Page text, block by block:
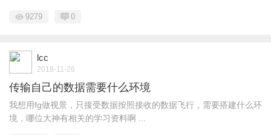
9279 0
lcc
2018-11-26
传输自己的数据需要什么环境
我想用fg做视景，只接受数据按照接收的数据飞行，需要搭建什么环
境，哪位大神有相关的学习资料啊 ...